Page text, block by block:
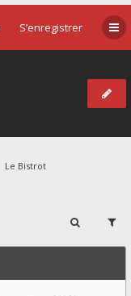
S’enregistrer
Le Bistrot